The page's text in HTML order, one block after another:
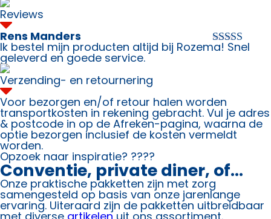
Reviews
Waardering
Rens Manders
Ik bestel mijn producten altijd bij Rozema! Snel
geleverd en goede service.
Verzending- en retournering
Voor bezorgen en/of retour halen worden
transportkosten in rekening gebracht. Vul je adres
& postcode in op de Afreken-pagina, waarna de
optie bezorgen inclusief de kosten vermeldt
worden.
Opzoek naar inspiratie? ????
Conventie, private diner, of...
Onze praktische pakketten zijn met zorg
samengesteld op basis van onze jarenlange
ervaring. Uiteraard zijn de pakketten uitbreidbaar